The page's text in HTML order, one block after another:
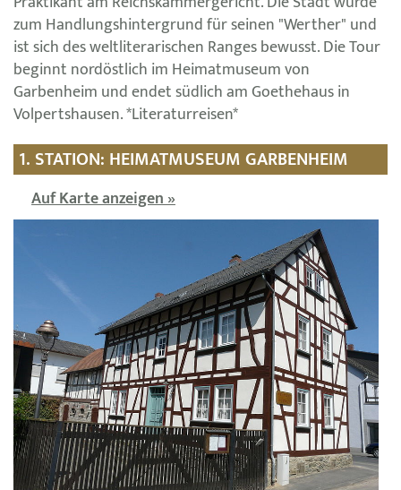
zum Handlungshintergrund für seinen "Werther" und
ist sich des weltliterarischen Ranges bewusst. Die Tour
beginnt nordöstlich im Heimatmuseum von
Garbenheim und endet südlich am Goethehaus in
Volpertshausen. *Literaturreisen*
1. STATION: HEIMATMUSEUM GARBENHEIM
Auf Karte anzeigen »